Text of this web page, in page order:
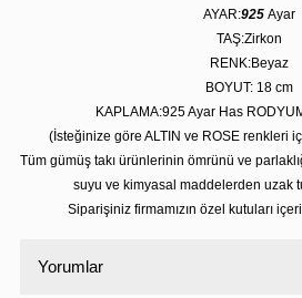
AYAR:925 Ayar
TAŞ:Zirkon
RENK:Beyaz
BOYUT: 18 cm
KAPLAMA:925 Ayar Has
(İsteğinize göre ALTIN ve ROSE renkleri
Tüm gümüş takı ürünlerinin ömrünü ve
suyu ve kimyasal maddelerden uzak
Siparişiniz firmamızın özel kutuları
Yorumlar